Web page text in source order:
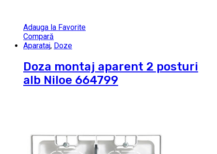
Adauga la Favorite
Compară
Aparataj, Doze
Doza montaj aparent 2 posturi
alb Niloe 664799